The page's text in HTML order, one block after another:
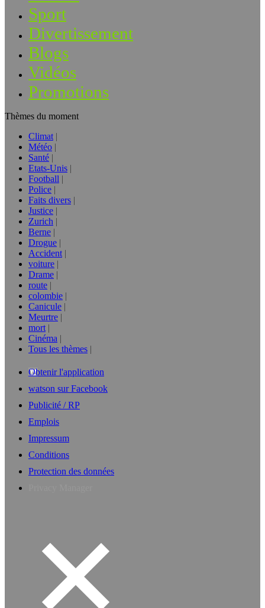
Sport
Divertissement
Blogs
Vidéos
Promotions
Thèmes du moment
Climat
Météo
Santé
Etats-Unis
Football
Police
Faits divers
Justice
Zurich
Berne
Drogue
Accident
voiture
Drame
route
colombie
Canicule
Meurtre
mort
Cinéma
Tous les thèmes
Obtenir l'application
watson sur Facebook
Publicité / RP
Emplois
Impressum
Conditions
Protection des données